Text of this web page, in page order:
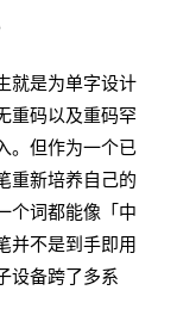
就是为单字设计
重码以及重码罕
。但作为一个已
重新培养自己的
个词都能像「中
并不是到手即用
设备跨了多系